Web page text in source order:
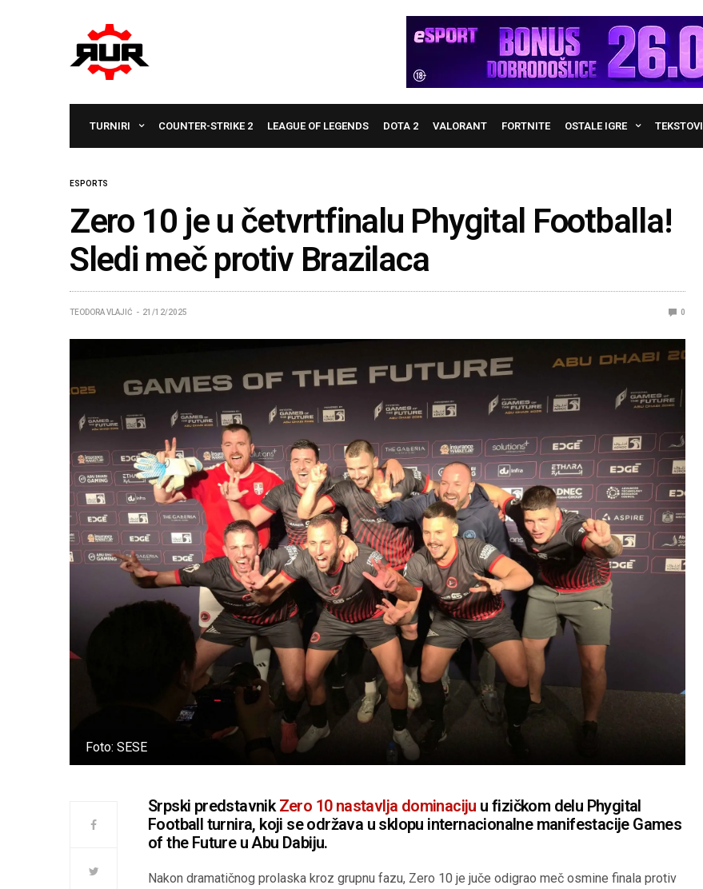
TURNIRI COUNTER-STRIKE 2 LEAGUE OF LEGENDS DOTA 2 VALORANT FORTNITE OSTALE IGRE TEKSTOVI
ESPORTS
Zero 10 je u četvrtfinalu Phygital Footballa!
Sledi meč protiv Brazilaca
TEODORA VLAJIĆ 21/12/2025 0
Foto: SESE
Srpski predstavnikZero 10 nastavlja dominaciju u fizičkom delu Phygital
Football turnira, koji se održava u sklopu internacionalne manifestacije Games
of the Future u Abu Dabiju.
Nakon dramatičnog prolaska kroz grupnu fazu, Zero 10 je juče odigrao meč osmine finala protiv